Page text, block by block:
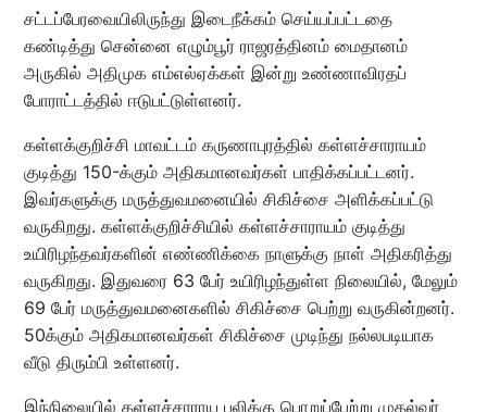
சட்டப்பேரவையிலிருந்து இடைநீக்கம் செய்யப்பட்டதை
கண்டித்து சென்னை எழும்பூர் ராஜரத்தினம் மைதானம்
அருகில் அதிமுக எம்எல்ஏக்கள் இன்று உண்ணாவிரதப்
போராட்டத்தில் ஈடுபட்டுள்ளனர்.
கள்ளக்குறிச்சி மாவட்டம் கருணாபுரத்தில் கள்ளச்சாராயம்
குடித்து 150-க்கும் அதிகமானவர்கள் பாதிக்கப்பட்டனர்.
இவர்களுக்கு மருத்துவமனையில் சிகிச்சை அளிக்கப்பட்டு
வருகிறது. கள்ளக்குறிச்சியில் கள்ளச்சாராயம் குடித்து
உயிரிழந்தவர்களின் எண்ணிக்கை நாளுக்கு நாள் அதிகரித்து
வருகிறது. இதுவரை 63 பேர் உயிரிழந்துள்ள நிலையில், மேலும்
69 பேர் மருத்துவமனைகளில் சிகிச்சை பெற்று வருகின்றனர்.
50க்கும் அதிகமானவர்கள் சிகிச்சை முடிந்து நல்லபடியாக
வீடு திரும்பி உள்ளனர்.
இந்நிலையில் கள்ளச்சாராய பலிக்கு பொறுப்பேற்று முதல்வர்